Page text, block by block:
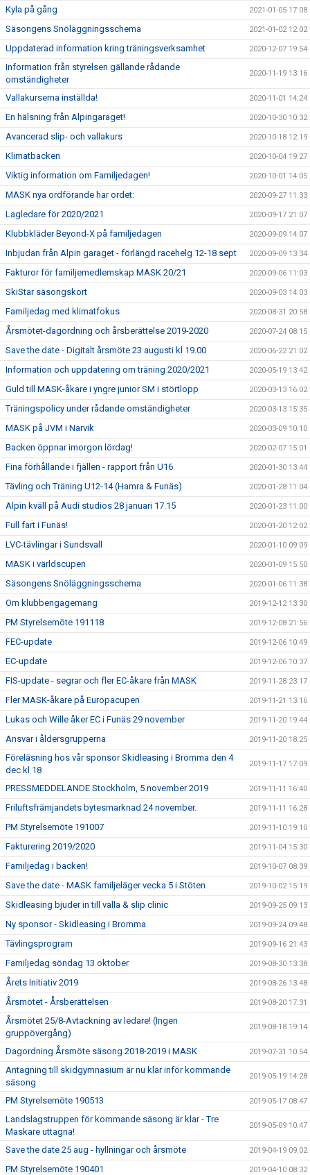
Kyla på gång 2021-01-05 17:08
Säsongens Snöläggningsschema 2021-01-02 12:02
Uppdaterad information kring träningsverksamhet 2020-12-07 19:54
Information från styrelsen gällande rådande
omständigheter
2020-11-19 13:16
Vallakurserna inställda! 2020-11-01 14:24
En hälsning från Alpingaraget! 2020-10-30 10:32
Avancerad slip- och vallakurs 2020-10-18 12:19
Klimatbacken 2020-10-04 19:27
Viktig information om Familjedagen! 2020-10-01 14:05
MASK nya ordförande har ordet: 2020-09-27 11:33
Lagledare för 2020/2021 2020-09-17 21:07
Klubbkläder Beyond-X på familjedagen 2020-09-09 14:07
Inbjudan från Alpin garaget - förlängd racehelg 12-18 sept 2020-09-09 13:34
Fakturor för familjemedlemskap MASK 20/21 2020-09-06 11:03
SkiStar säsongskort 2020-09-03 14:03
Familjedag med klimatfokus 2020-08-31 20:58
Årsmötet-dagordning och årsberättelse 2019-2020 2020-07-24 08:15
Save the date - Digitalt årsmöte 23 augusti kl 19.00 2020-06-22 21:02
Information och uppdatering om träning 2020/2021 2020-05-19 13:42
Guld till MASK-åkare i yngre junior SM i störtlopp 2020-03-13 16:02
Träningspolicy under rådande omständigheter 2020-03-13 15:35
MASK på JVM i Narvik 2020-03-09 10:10
Backen öppnar imorgon lördag! 2020-02-07 15:01
Fina förhållande i fjällen - rapport från U16 2020-01-30 13:44
Tävling och Träning U12-14 (Hamra & Funäs) 2020-01-28 11:04
Alpin kväll på Audi studios 28 januari 17.15 2020-01-23 11:00
Full fart i Funäs! 2020-01-20 12:02
LVC-tävlingar i Sundsvall 2020-01-10 09:09
MASK i världscupen 2020-01-09 15:50
Säsongens Snöläggningsschema 2020-01-06 11:38
Om klubbengagemang 2019-12-12 13:30
PM Styrelsemöte 191118 2019-12-08 21:56
FEC-update 2019-12-06 10:49
EC-update 2019-12-06 10:37
FIS-update - segrar och fler EC-åkare från MASK 2019-11-28 23:17
Fler MASK-åkare på Europacupen 2019-11-21 13:16
Lukas och Wille åker EC i Funäs 29 november 2019-11-20 19:44
Ansvar i åldersgrupperna 2019-11-20 18:25
Föreläsning hos vår sponsor Skidleasing i Bromma den 4
dec kl 18
2019-11-17 17:09
PRESSMEDDELANDE Stockholm, 5 november 2019 2019-11-11 16:40
Friluftsfrämjandets bytesmarknad 24 november. 2019-11-11 16:28
PM Styrelsemöte 191007 2019-11-10 19:10
Fakturering 2019/2020 2019-11-04 15:30
Familjedag i backen! 2019-10-07 08:39
Save the date - MASK familjeläger vecka 5 i Stöten 2019-10-02 15:19
Skidleasing bjuder in till valla & slip clinic 2019-09-25 09:13
Ny sponsor - Skidleasing i Bromma 2019-09-24 09:48
Tävlingsprogram 2019-09-16 21:43
Familjedag söndag 13 oktober 2019-08-30 13:38
Årets Initiativ 2019 2019-08-26 13:48
Årsmötet - Årsberättelsen 2019-08-20 17:31
Årsmötet 25/8-Avtackning av ledare! (Ingen
gruppövergång)
2019-08-18 19:14
Dagordning Årsmöte säsong 2018-2019 i MASK 2019-07-31 10:54
Antagning till skidgymnasium är nu klar inför kommande
säsong
2019-05-19 14:28
PM Styrelsemöte 190513 2019-05-17 08:47
Landslagstruppen för kommande säsong är klar - Tre
Maskare uttagna!
2019-05-09 10:47
Save the date 25 aug - hyllningar och årsmöte 2019-04-19 09:02
PM Styrelsemöte 190401 2019-04-10 08:32